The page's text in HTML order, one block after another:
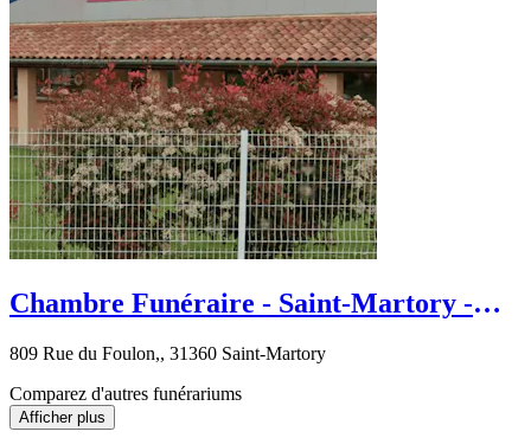
Chambre Funéraire - Saint-Martory -
809 Rue du Foulon,, 31360 Saint-Martory
Comparez d'autres funérariums
Afficher plus